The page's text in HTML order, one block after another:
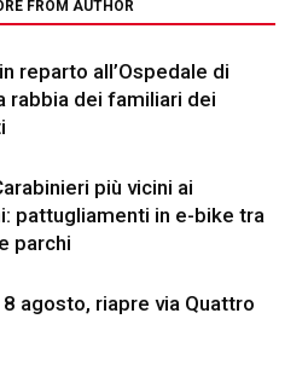
FROM AUTHOR
reparto all’Ospedale di
rabbia dei familiari dei
più vicini ai
pattugliamenti in e-bike tra
parchi
agosto, riapre via Quattro